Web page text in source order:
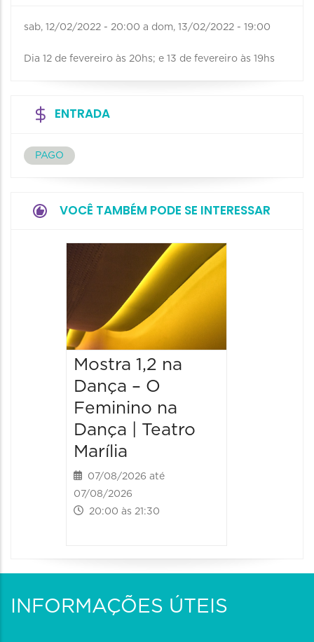
sab, 12/02/2022 - 20:00 a dom, 13/02/2022 - 19:00
Dia 12 de fevereiro às 20hs; e 13 de fevereiro às 19hs
ENTRADA
PAGO
VOCÊ TAMBÉM PODE SE INTERESSAR
Mostra 1,2 na
Dança – O
Feminino na
Dança | Teatro
Marília
07/08/2026 até
07/08/2026
20:00 às 21:30
INFORMAÇÕES ÚTEIS